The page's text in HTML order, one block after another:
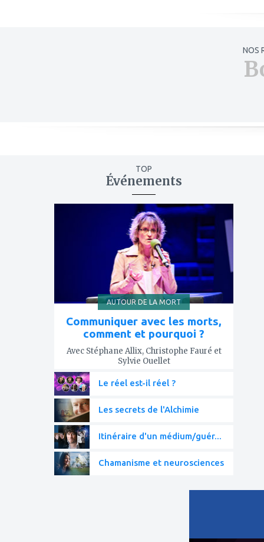
NOS
TOP
Événements
AUTOUR DE LA MORT
Communiquer avec les morts,
comment et pourquoi ?
Avec Stéphane Allix, Christophe Fauré et
Sylvie Ouellet
Le réel est-il réel ?
Les secrets de l'Alchimie
Itinéraire d'un médium/guér...
Chamanisme et neurosciences